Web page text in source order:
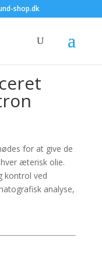
shop.dk
olie –
for at give de
æterisk olie.
kontrol ved
analyse,